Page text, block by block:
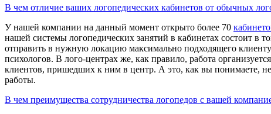
В чем отличие ваших логопедических кабинетов от обычных
У нашей компании на данный момент открыто более 70
нашей системы логопедических занятий в кабинетах состоит в
отправить в нужную локацию максимально подходящего
психологов. В лого-центрах же, как правило, работа
клиентов, пришедших к ним в центр. А это, как вы понимаете, не
работы.
В чем преимущества сотрудничества логопедов с вашей